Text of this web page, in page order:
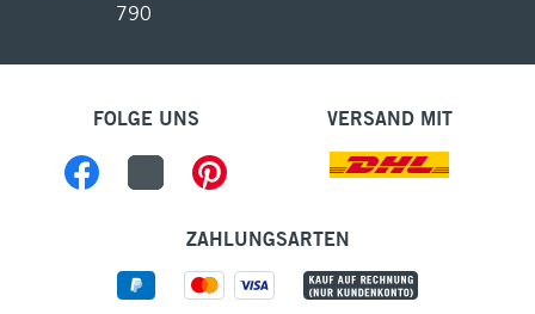
790
FOLGE UNS
ZAHLUNGSARTEN
VERSAND MIT